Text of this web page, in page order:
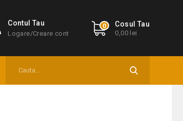
Cosul Tau
0,00 lei
0
Contul Tau
Logare/Creare cont